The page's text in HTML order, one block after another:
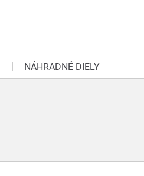
NÁHRADNÉ DIELY